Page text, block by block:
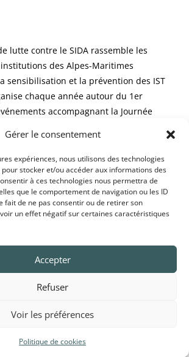
Gérer le consentement
expériences, nous utilisons des technologies
stocker et/ou accéder aux informations des
à ces technologies nous permettra de
que le comportement de navigation ou les ID
fait de ne pas consentir ou de retirer son
un effet négatif sur certaines caractéristiques
Accepter
Refuser
Voir les préférences
Politique de cookies
lutte contre le SIDA rassemble les
des Alpes-Maritimes
sensibilisation et la prévention des IST
chaque année autour du 1er
accompagnant la Journée
69